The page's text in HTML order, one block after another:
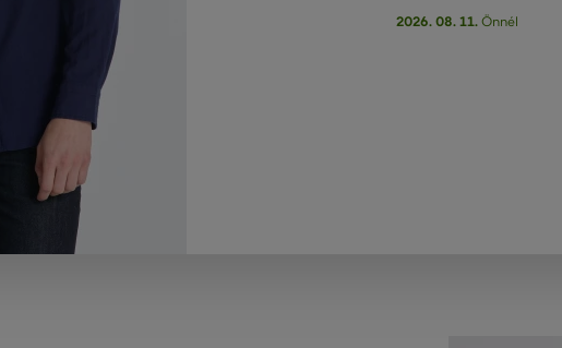
2026. 08. 11.Önnél